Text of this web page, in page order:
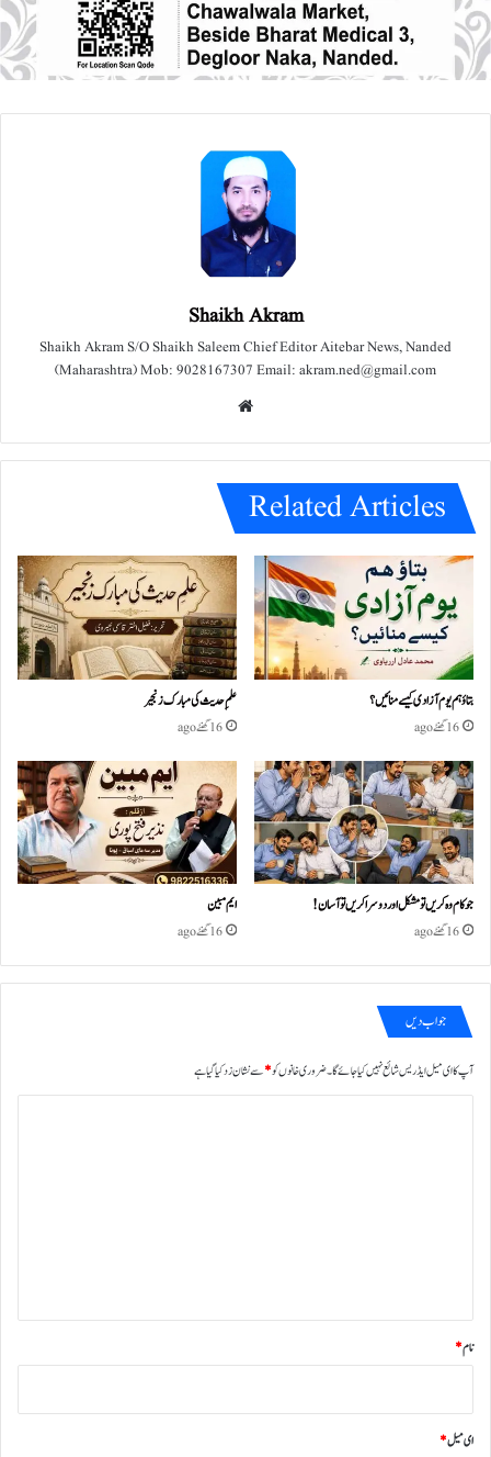
Shaikh Akram
Shaikh Akram S/O Shaikh Saleem Chief Editor Aitebar News, Nanded
(Maharashtra) Mob: 9028167307 Email: akram.ned@gmail.com
e
Related Articles
بتاؤ ہم یوم آزادی کیسے منائیں؟
16 گھنٹے ago
علمِ حدیث کی مبارک زنجیر
16 گھنٹے ago
جو کام وہ کریں تو مشکل اور دوسرا کریں تو آسان !
16 گھنٹے ago
ایم مبین
16 گھنٹے ago
جواب دیں
آپ کا ای میل ایڈریس شائع نہیں کیا جائے گا۔ضروری خانوں کو*سے نشان زد کیا گیا ہے
نام*
ای میل*